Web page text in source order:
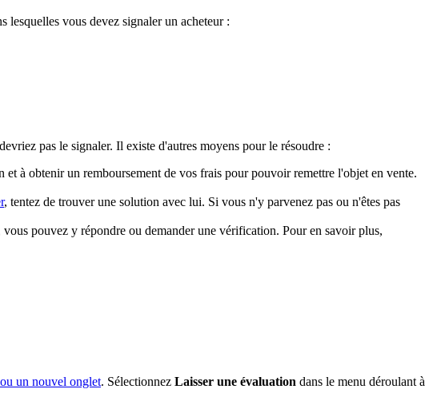
lesquelles vous devez signaler un acheteur :
pas le signaler. Il existe d'autres moyens pour le résoudre :
à obtenir un remboursement de vos frais pour pouvoir remettre l'objet en vente.
, tentez de trouver une solution avec lui. Si vous n'y parvenez pas ou n'êtes pas
pouvez y répondre ou demander une vérification. Pour en savoir plus,
un nouvel onglet. Sélectionnez Laisser une évaluation dans le menu déroulant à